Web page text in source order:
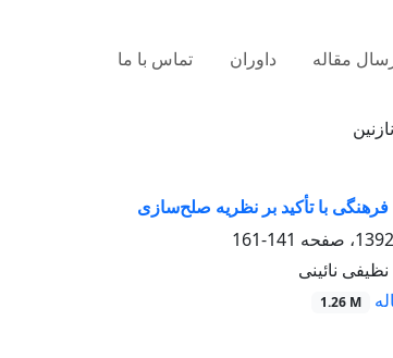
مقاله داوران تماس با ما
با تأکید بر نظریه صلح‌سازی
141-161
نائینی
1.26 M